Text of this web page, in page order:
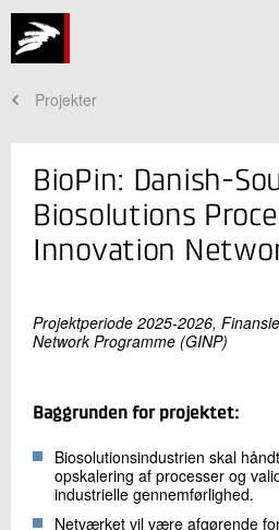
Projekter
Souschef
Bioressourcer
+45 72 20 16 02
BioPin: Danish-
Biosolutions
Innovation
Projektperiode 2025-2026,
Network Programme (GINP)
Baggrunden for projektet:
Biosolutionsindustrien skal
opskalering af processer og
industrielle gennemførlighed.
Netværket vil være afgørende